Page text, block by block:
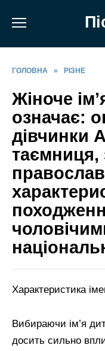
ГОЛОВНА » РІЗНЕ
Жіноче
означає:
дівчинки
таємниця,
Характеристика
Вибираючи ім’я
досить сильно